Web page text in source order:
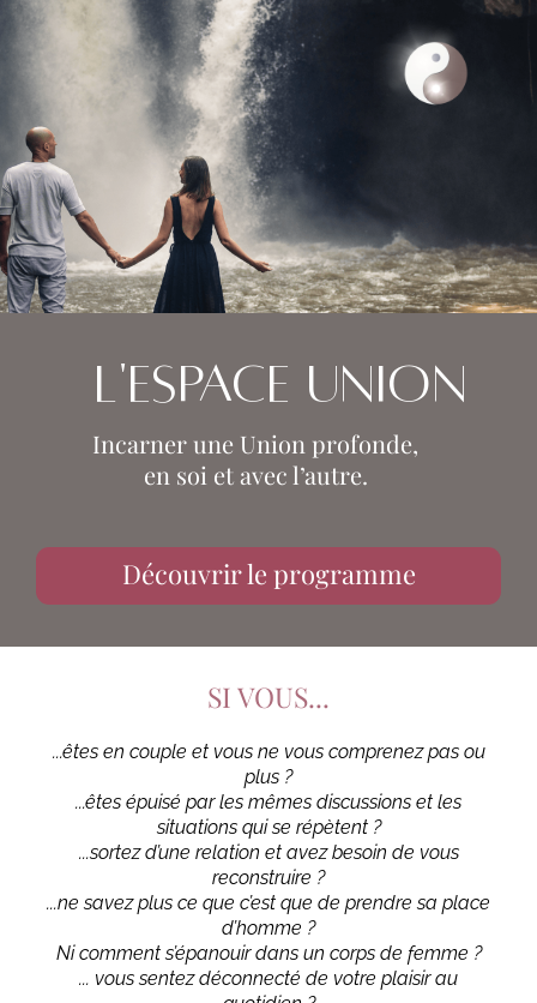
L'ESPACE UNION
Incarner une Union profonde,
en soi et avec l’autre.
Découvrir le programme
SI VOUS...
...êtes en couple et vous ne vous comprenez pas ou
plus ?
...êtes épuisé par les mêmes discussions et les
situations qui se répètent ?
...sortez d’une relation et avez besoin de vous
reconstruire ?
...ne savez plus ce que c’est que de prendre sa place
d’homme ?
Ni comment s’épanouir dans un corps de femme ?
... vous sentez déconnecté de votre plaisir au